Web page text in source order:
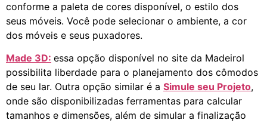
conforme a paleta de cores disponível, o estilo dos
seus móveis. Você pode selecionar o ambiente, a cor
dos móveis e seus puxadores.
Made 3D: essa opção disponível no site da Madeirol
possibilita liberdade para o planejamento dos cômodos
de seu lar. Outra opção similar é a Simule seu Projeto,
onde são disponibilizadas ferramentas para calcular
tamanhos e dimensões, além de simular a finalização